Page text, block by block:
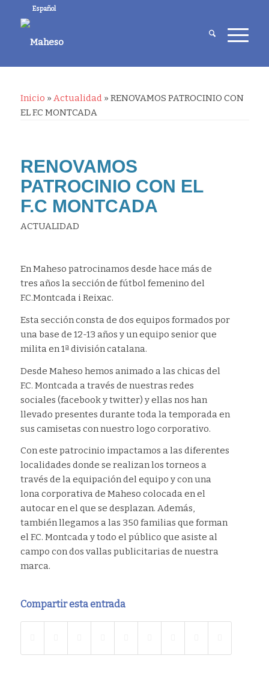
Español
Inicio » Actualidad» RENOVAMOS PATROCINIO CON
EL F.C MONTCADA
RENOVAMOS
PATROCINIO CON EL
F.C MONTCADA
ACTUALIDAD
En Maheso patrocinamos desde hace más de
tres años la sección de fútbol femenino del
F.C.Montcada i Reixac.
Esta sección consta de dos equipos formados por
una base de 12-13 años y un equipo senior que
milita en 1ª división catalana.
Desde Maheso hemos animado a las chicas del
F.C. Montcada a través de nuestras redes
sociales (facebook y twitter) y ellas nos han
llevado presentes durante toda la temporada en
sus camisetas con nuestro logo corporativo.
Con este patrocinio impactamos a las diferentes
localidades donde se realizan los torneos a
través de la equipación del equipo y con una
lona corporativa de Maheso colocada en el
autocar en el que se desplazan. Además,
también llegamos a las 350 familias que forman
el F.C. Montcada y todo el público que asiste al
campo con dos vallas publicitarias de nuestra
marca.
Compartir esta entrada